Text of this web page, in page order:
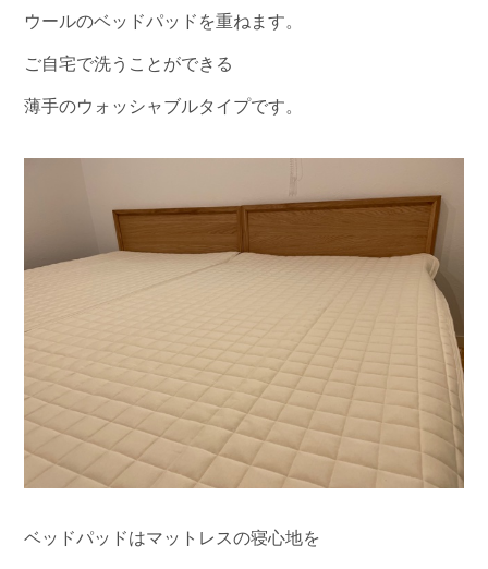
ウールのベッドパッドを重ねます。
ご自宅で洗うことができる
薄手のウォッシャブルタイプです。
ベッドパッドはマットレスの寝心地を